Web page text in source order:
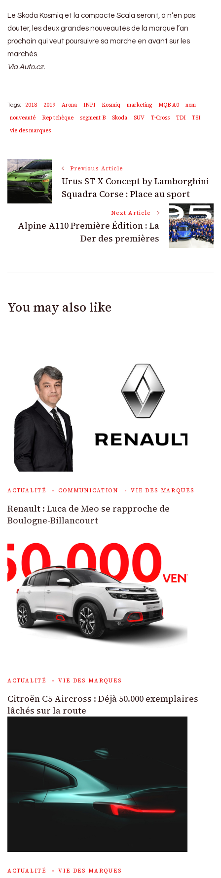
Le Skoda Kosmiq et la compacte Scala seront, à n’en pas
douter, les deux grandes nouveautés de la marque l’an
prochain qui veut poursuivre sa marche en avant sur les
marchés.
Via Auto.cz.
Tags: 2018 2019 Arona INPI Kosmiq marketing MQB A0
nom
nouveauté
Rep tchèque segment B Skoda SUV T-Cross TDI
TSI
vie des marques
Post
Navigation
Previous Article
Urus ST-X Concept by Lamborghini
Squadra Corse : Place au sport
Next Article
Alpine A110 Première Édition : La
Der des premières
You may also like
ACTUALITÉ COMMUNICATION VIE DES MARQUES
Renault : Luca de Meo se rapproche de
Boulogne-Billancourt
ACTUALITÉ VIE DES MARQUES
Citroën C5 Aircross : Déjà 50.000 exemplaires
lâchés sur la route
ACTUALITÉ VIE DES MARQUES